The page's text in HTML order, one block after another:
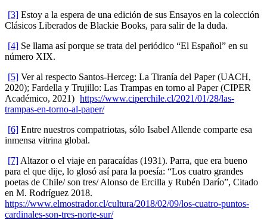
[3] Estoy a la espera de una edición de sus Ensayos en la colección
Clásicos Liberados de Blackie Books, para salir de la duda.
[4] Se llama así porque se trata del periódico “El Español” en su
número XIX.
[5] Ver al respecto Santos-Herceg: La Tiranía del Paper (UACH,
2020); Fardella y Trujillo: Las Trampas en torno al Paper (CIPER
Académico, 2021) https://www.ciperchile.cl/2021/01/28/las-
trampas-en-torno-al-paper/
[6] Entre nuestros compatriotas, sólo Isabel Allende comparte esa
inmensa vitrina global.
[7] Altazor o el viaje en paracaídas (1931). Parra, que era bueno
para el que dije, lo glosó así para la poesía: “Los cuatro grandes
poetas de Chile/ son tres/ Alonso de Ercilla y Rubén Darío”, Citado
en M. Rodríguez 2018.
https://www.elmostrador.cl/cultura/2018/02/09/los-cuatro-puntos-
cardinales-son-tres-norte-sur/